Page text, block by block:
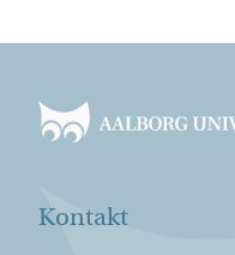
Kontakt